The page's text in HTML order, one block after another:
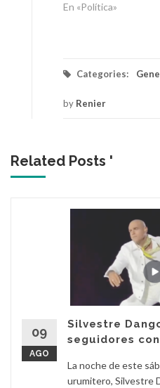
En «Política»
Categories:
by Renier
Related Posts '
09
AGO
Silvestre
seguidores
La noche de este
urumitero, Silvestre